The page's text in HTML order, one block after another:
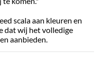
scala aan kleuren en
dat wij het volledige
aanbieden.